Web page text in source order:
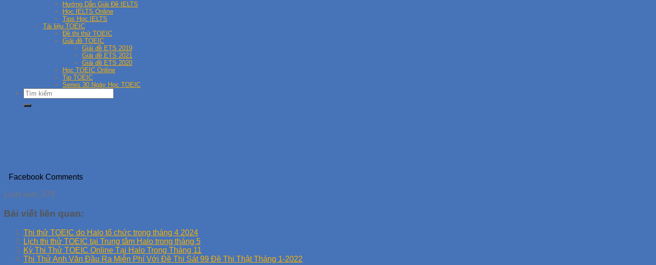
Hướng Dẫn Giải Đề IELTS
Học IELTS Online
Tips Học IELTS
Tài liệu TOEIC
Đề thi thử TOEIC
Giải đề TOEIC
Giải đề ETS 2019
Giải đề ETS 2021
Giải đề ETS 2020
Học TOEIC Online
Tip TOEIC
Series 30 Ngày Học TOEIC
Facebook Comments
Lượt xem: 379
Bài viết liên quan:
Thi thử TOEIC do Halo tổ chức trong tháng 4 2024
Lịch thi thử TOEIC tại Trung tâm Halo trong tháng 5
Kỳ Thi Thử TOEIC Online Tại Halo Trong Tháng 11
Thi Thử Anh Văn Đầu Ra Miễn Phí Với Đề Thi Sát 99 Đề Thi Thật Tháng 1-2022